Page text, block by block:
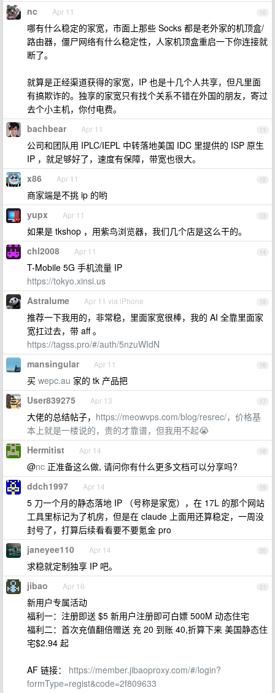
10
nc Apr 11
哪有什么稳定的家宽，市面上那些 Socks 都是老外家的机顶盒/
路由器，僵尸网络有什么稳定性，人家机顶盒重启一下你连接就
断了。
就算是正经渠道获得的家宽，IP 也是十几个人共享，但凡里面
有搞欺诈的。独享的家宽只有找个关系不错在外国的朋友，寄过
去个小主机，你付电费。
11
bachbear Apr 11
公司和团队用 IPLC/IEPL 中转落地美国 IDC 里提供的 ISP 原生
IP ，就足够好了，速度有保障，带宽也很大。
12
x86 Apr 11
商家端是不挑 ip 的哟
13
yupx Apr 11
如果是 tkshop ，用紫鸟浏览器，我们几个店是这么干的。
14
chl2008 Apr 11
T-Mobile 5G 手机流量 IP
https://tokyo.xinsi.us
15
Astralume Apr 11 via iPhone
推荐一下我用的，非常稳，里面家宽很棒，我的 AI 全靠里面家
宽扛过去，带 aff 。
https://tagss.pro/#/auth/5nzuWIdN
16
mansingular Apr 11
买 wepc.au 家的 tk 产品把
17
User839275 Apr 13
大佬的总结帖子， https://meowvps.com/blog/resrec/，价格基
本上就是一楼说的，贵的才靠谱，但我用不起😭
18
Hermitist Apr 14
@nc 正准备这么做, 请问你有什么更多文档可以分享吗?
19
ddch1997 Apr 14
5 刀一个月的静态落地 IP （号称是家宽），在 17L 的那个网站
工具里标记为了机房，但是在 claude 上面用还算稳定，一周没
封号了，打算后续看看要不要氪金 pro
20
janeyee110 Apr 14
求稳就定制独享 IP 吧。
21
jibao Apr 16
新用户专属活动
福利一：注册即送 $5 新用户注册即可白嫖 500M 动态住宅
福利二：首次充值翻倍赠送 充 20 到账 40,折算下来 美国静态住
宅$2.94 起
AF 链接： https://member.jibaoproxy.com/#/login?
formType=regist&code=2f809633